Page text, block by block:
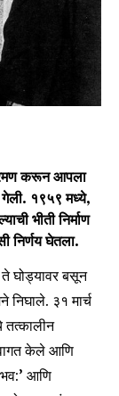
करून आपला
गेली. १९५९ मध्ये,
भीती निर्माण
निर्णय घेतला.
ते घोड्यावर बसून
निघाले. ३१ मार्च
तत्कालीन
केले आणि
भव:’ आणि